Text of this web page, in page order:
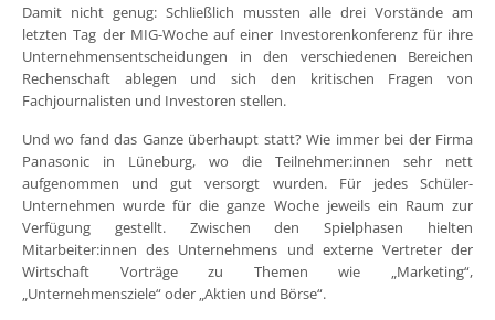
Damit nicht genug: Schließlich mussten alle drei Vorstände am
letzten Tag der MIG-Woche auf einer Investorenkonferenz für ihre
Unternehmensentscheidungen in den verschiedenen Bereichen
Rechenschaft ablegen und sich den kritischen Fragen von
Fachjournalisten und Investoren stellen.
Und wo fand das Ganze überhaupt statt? Wie immer bei der Firma
Panasonic in Lüneburg, wo die Teilnehmer:innen sehr nett
aufgenommen und gut versorgt wurden. Für jedes Schüler-
Unternehmen wurde für die ganze Woche jeweils ein Raum zur
Verfügung gestellt. Zwischen den Spielphasen hielten
Mitarbeiter:innen des Unternehmens und externe Vertreter der
Wirtschaft Vorträge zu Themen wie „Marketing“,
„Unternehmensziele“ oder „Aktien und Börse“.